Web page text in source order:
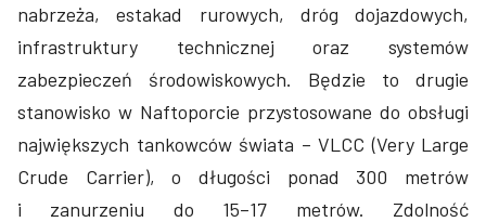
nabrzeża, estakad rurowych, dróg dojazdowych,
infrastruktury technicznej oraz systemów
zabezpieczeń środowiskowych. Będzie to drugie
stanowisko w Naftoporcie przystosowane do obsługi
największych tankowców świata – VLCC (Very Large
Crude Carrier), o długości ponad 300 metrów
i zanurzeniu do 15–17 metrów. Zdolność